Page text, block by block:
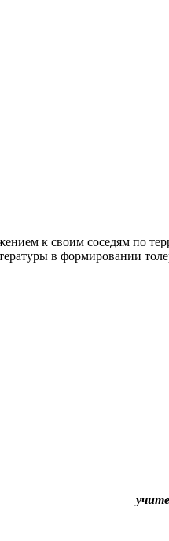
к своим соседям по
в формировании
русского